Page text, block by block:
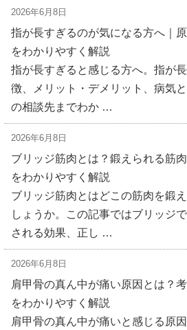
2026年6月8日
指が長すぎるのが気になる方へ｜
をわかりやすく解説
指が長すぎると感じる方へ。指が
徴、メリット・デメリット、病気
の相談先までわか …
2026年6月8日
ブリッジ筋肉とは？鍛えられる筋
をわかりやすく解説
ブリッジ筋肉とはどこの筋肉を鍛
しょうか。この記事ではブリッジ
される効果、正し …
2026年6月8日
肩甲骨の真ん中が痛い原因とは？
をわかりやすく解説
肩甲骨の真ん中が痛いと感じる原